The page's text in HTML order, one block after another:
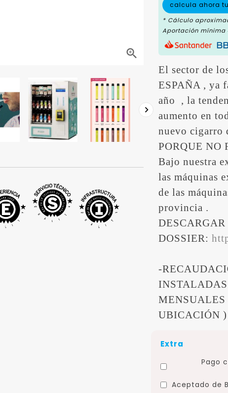


calcula ahora
* Cálculo
Aportación mínima
El sector de
ESPAÑA , ya
año
, la
aumento en
nuevo cigarro
PORQUE NO
Bajo nuestra
las máquinas
de las
provincia .
DESCARGAR
DOSSIER:
-
UBICACIÓN )
Extra
Pago
Aceptado de